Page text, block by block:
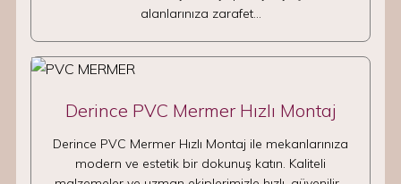
alanlarınıza zarafet…
Derince PVC Mermer Hızlı Montaj
Derince PVC Mermer Hızlı Montaj ile mekanlarınıza
modern ve estetik bir dokunuş katın. Kaliteli